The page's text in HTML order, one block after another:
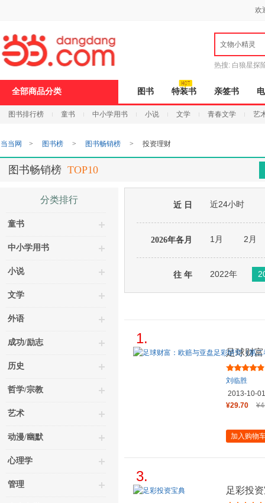
欢
文物小精灵
热搜: 白狼星探
全部商品分类 图书 特装书 亲签书
图书排行榜 童书 中小学用书 小说 文学 青春文学 艺
当当网 > 图书榜 > 图书畅销榜 > 投资理财
图书畅销榜 TOP10
分类排行
童书
中小学用书
小说
文学
外语
成功/励志
历史
哲学/宗教
艺术
动漫/幽默
心理学
管理
近 日 近24小时
2026年各月 1月 2月
往 年 2022年
1.
足球财
卷）（
刘临胜
2013-10-01
¥29.70
加入购物
3.
足彩投
打
开
无
障
页
加